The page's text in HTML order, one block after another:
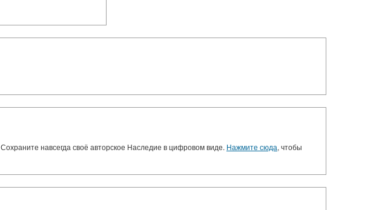
навсегда своё авторское Наследие в цифровом виде. Нажмите сюда, чтобы